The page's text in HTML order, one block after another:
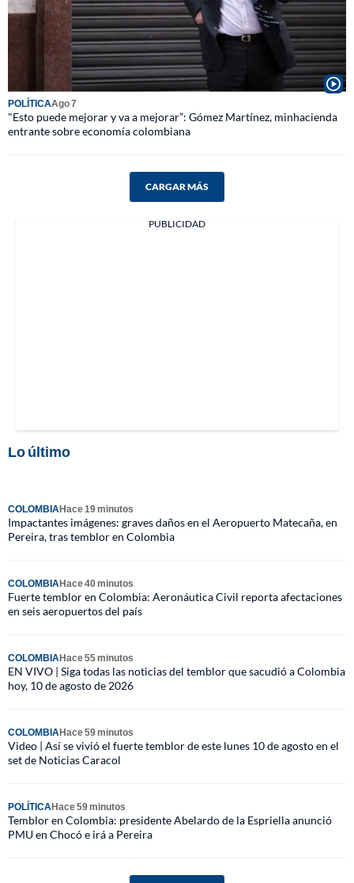
POLÍTICAAgo 7
"Esto puede mejorar y va a mejorar”: Gómez Martínez, minhacienda
entrante sobre economía colombiana
CARGAR MÁS
PUBLICIDAD
Lo último
COLOMBIAHace 19 minutos
Impactantes imágenes: graves daños en el Aeropuerto Matecaña, en
Pereira, tras temblor en Colombia
COLOMBIAHace 40 minutos
Fuerte temblor en Colombia: Aeronáutica Civil reporta afectaciones
en seis aeropuertos del país
COLOMBIAHace 55 minutos
EN VIVO | Siga todas las noticias del temblor que sacudió a Colombia
hoy, 10 de agosto de 2026
COLOMBIAHace 59 minutos
Video | Así se vivió el fuerte temblor de este lunes 10 de agosto en el
set de Noticias Caracol
POLÍTICAHace 59 minutos
Temblor en Colombia: presidente Abelardo de la Espriella anunció
PMU en Chocó e irá a Pereira